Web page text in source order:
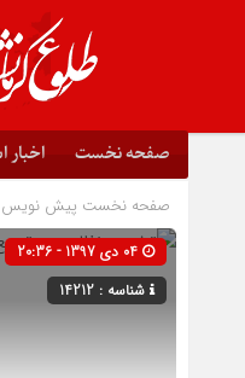
صفحه نخست اخبار
صفحه نخست پیش نویس
شناسه : 14212